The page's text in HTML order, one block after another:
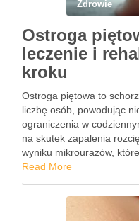
Zdrowie
Ostroga
leczenie i
kroku
Ostroga piętowa to
liczbę osób, powodując
ograniczenia w
na skutek zapalenia
wyniku mikrourazów,
noszeniem
Read More